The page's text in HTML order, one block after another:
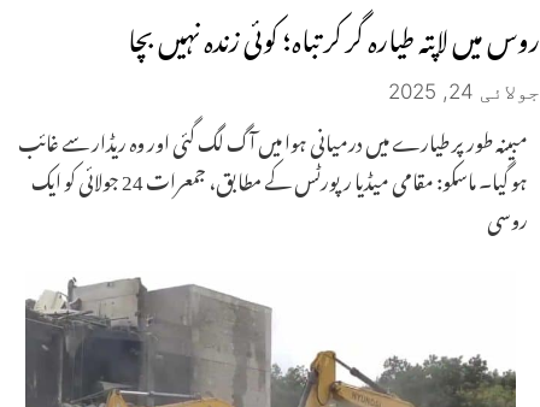
روس میں لاپتہ طیارہ گر کر تباہ؛ کوئی زندہ نہیں بچا
جولائی 24, 2025
مبینہ طور پر طیارے میں درمیانی ہوا میں آگ لگ گئی اور وہ ریڈار سے غائب
ہو گیا۔ ماسکو: مقامی میڈیا رپورٹس کے مطابق، جمعرات 24 جولائی کو ایک
روسی